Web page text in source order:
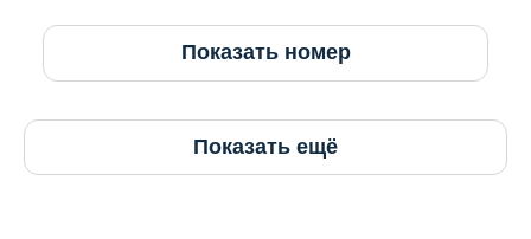
Показать номер
Показать ещё